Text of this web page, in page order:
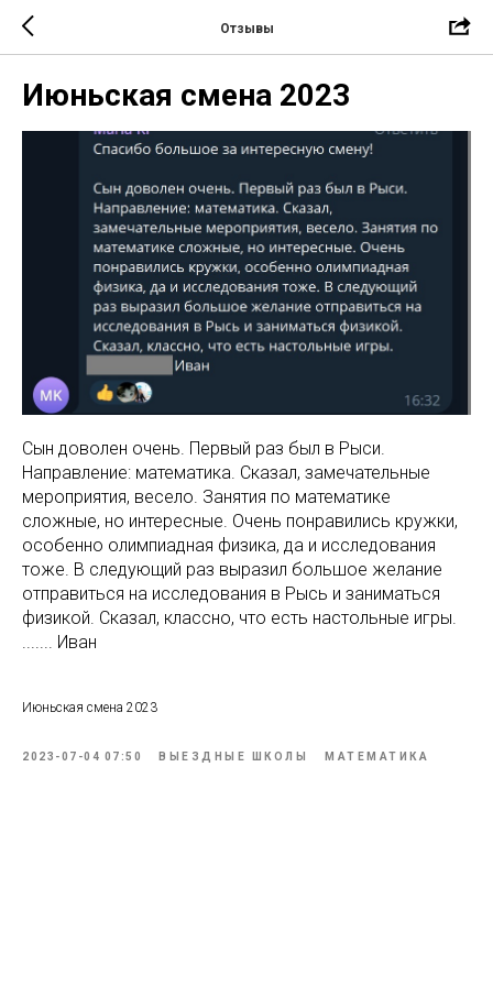
Отзывы
Июньская смена 2023
Сын доволен очень. Первый раз был в Рыси.
Направление: математика. Сказал, замечательные
мероприятия, весело. Занятия по математике
сложные, но интересные. Очень понравились кружки,
особенно олимпиадная физика, да и исследования
тоже. В следующий раз выразил большое желание
отправиться на исследования в Рысь и заниматься
физикой. Сказал, классно, что есть настольные игры.
....... Иван
Июньская смена 2023
2023-07-04 07:50 ВЫЕЗДНЫЕ ШКОЛЫ МАТЕМАТИКА